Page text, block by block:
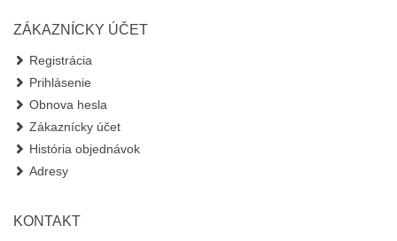
ZÁKAZNÍCKY ÚČET
Registrácia
Prihlásenie
Obnova hesla
Zákaznícky účet
História objednávok
Adresy
KONTAKT